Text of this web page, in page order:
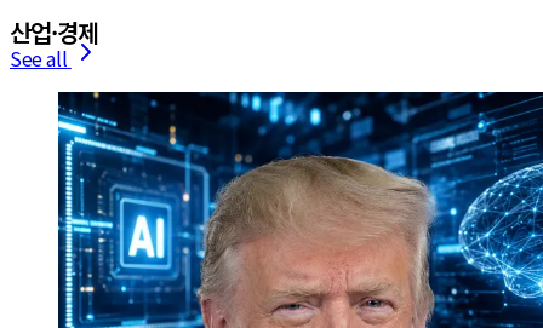
산업·경제
See all